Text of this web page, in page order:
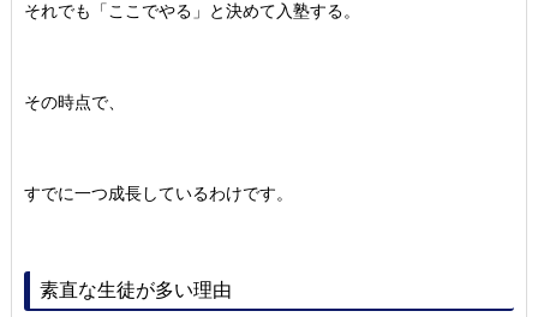
それでも「ここでやる」と決めて入塾する。
その時点で、
すでに一つ成長しているわけです。
素直な生徒が多い理由